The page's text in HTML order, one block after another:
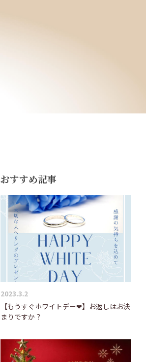
おすすめ記事
2023.3.2
【もうすぐホワイトデー❤】お返しはお決
まりですか？